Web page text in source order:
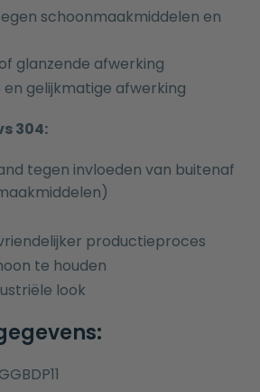
schoonmaakmiddelen en
glanzende afwerking
gelijkmatige afwerking
304:
tegen invloeden van buitenaf
productieproces
te houden
look